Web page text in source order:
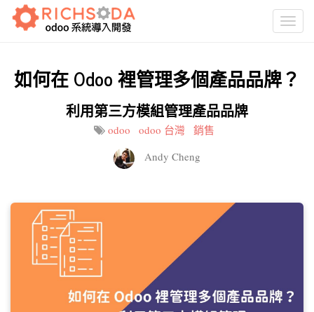
如何在 Odoo 裡管理多個產品品牌？
利用第三方模組管理產品品牌
odoo odoo 台灣
銷售
Andy Cheng